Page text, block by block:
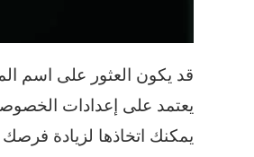
قد يكون العثور على اسم
يعتمد على إعدادات
يمكنك اتخاذها لزيادة